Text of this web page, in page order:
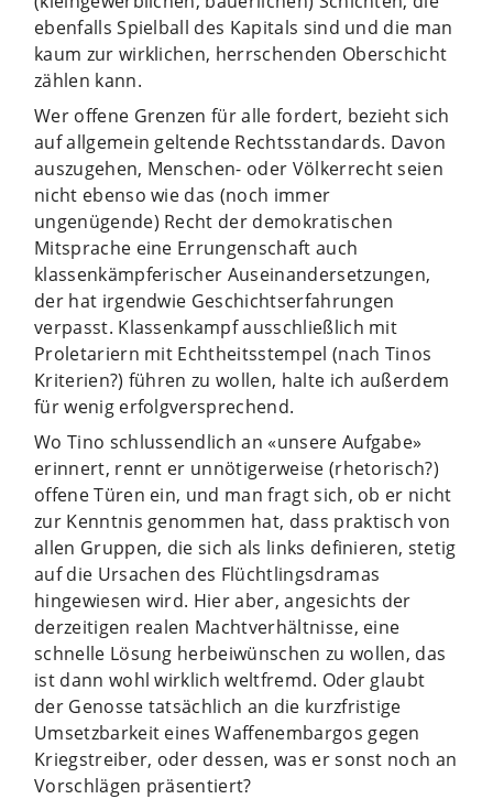
ebenfalls Spielball des Kapitals sind und die man
kaum zur wirklichen, herrschenden Oberschicht
zählen kann.
Wer offene Grenzen für alle fordert, bezieht sich
auf allgemein geltende Rechtsstandards. Davon
auszugehen, Menschen- oder Völkerrecht seien
nicht ebenso wie das (noch immer
ungenügende) Recht der demokratischen
Mitsprache eine Errungenschaft auch
klassenkämpferischer Auseinandersetzungen,
der hat irgendwie Geschichtserfahrungen
verpasst. Klassenkampf ausschließlich mit
Proletariern mit Echtheitsstempel (nach Tinos
Kriterien?) führen zu wollen, halte ich außerdem
für wenig erfolgversprechend.
Wo Tino schlussendlich an «unsere Aufgabe»
erinnert, rennt er unnötigerweise (rhetorisch?)
offene Türen ein, und man fragt sich, ob er nicht
zur Kenntnis genommen hat, dass praktisch von
allen Gruppen, die sich als links definieren, stetig
auf die Ursachen des Flüchtlingsdramas
hingewiesen wird. Hier aber, angesichts der
derzeitigen realen Machtverhältnisse, eine
schnelle Lösung herbeiwünschen zu wollen, das
ist dann wohl wirklich weltfremd. Oder glaubt
der Genosse tatsächlich an die kurzfristige
Umsetzbarkeit eines Waffenembargos gegen
Kriegstreiber, oder dessen, was er sonst noch an
Vorschlägen präsentiert?